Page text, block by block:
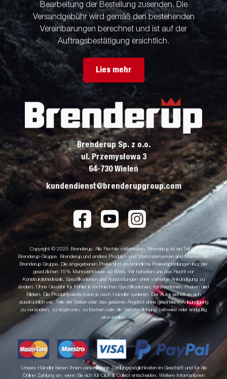
Bearbeitung der Bestellung zusenden. Die
Versandgebühr wird gemäß den bestehenden
Vereinbarungen berechnet und ist auf der
Auftragsbestätigung ersichtlich.
Lies mehr
Brenderup Sp. z o.o.
ul. Przemysłowa 3
64-730 Wieleń
kundendienst@brenderupgroup.com
Copyright © 2025 Brenderup. Alle Rechte vorbehalten. Brenderup ist ein Teil der
Brenderup-Gruppe. Brenderup und andere Produkt- und Merkmalsmarken sind Marken der
Brenderup Gruppe. Die angegebenen Preise sind unverbindliche Preisempfehlungen incl. der
gesetzlichen 19% Mehrwertsteuer ab Werk. Wir behalten uns das Recht vor
Konstruktionsdetails, Spezifikationen und Ausstattungen ohne vorherige Ankündigung zu
ändern. Ohne Gewähr für Fehler in technischen Spezifikationen, Informationen, Preisen und
Bildern. Die Produktpalette kann je nach Händler variieren. Der Autor behält es sich
ausdrücklich vor, Teile der Seiten oder das gesamte Angebot ohne gesonderte Ankündigung
zu verändern, zu ergänzen, zu löschen oder die Veröffentlichung zeitweise oder endgültig
einzustellen.
Unsere Händler bieten Ihnen verschiedene Zahlungsmöglichkeiten im Geschäft und für die
Online-Zahlung an, wenn Sie sich für Click & Collect entscheiden. Weitere Informationen